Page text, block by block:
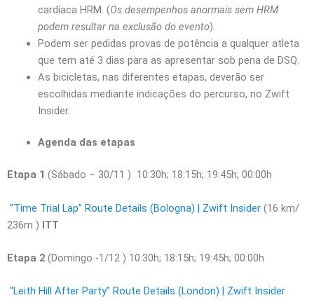
cardíaca HRM. (Os desempenhos anormais sem HRM
podem resultar na exclusão do evento).
Podem ser pedidas provas de potência a qualquer atleta
que tem até 3 dias para as apresentar sob pena de DSQ.
As bicicletas, nas diferentes etapas, deverão ser
escolhidas mediante indicações do percurso, no Zwift
Insider.
Agenda das etapas
Etapa 1 (Sábado – 30/11 ) 10:30h; 18:15h; 19:45h; 00:00h
“Time Trial Lap” Route Details (Bologna) | Zwift Insider (16 km/
236m ) ITT
Etapa 2 (Domingo -1/12 ) 10:30h; 18:15h; 19:45h; 00:00h
“Leith Hill After Party” Route Details (London) | Zwift Insider